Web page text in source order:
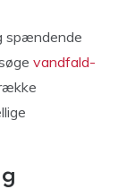
spændende
vandfald-